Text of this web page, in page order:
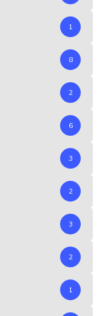
1
8
2
6
3
2
3
2
1